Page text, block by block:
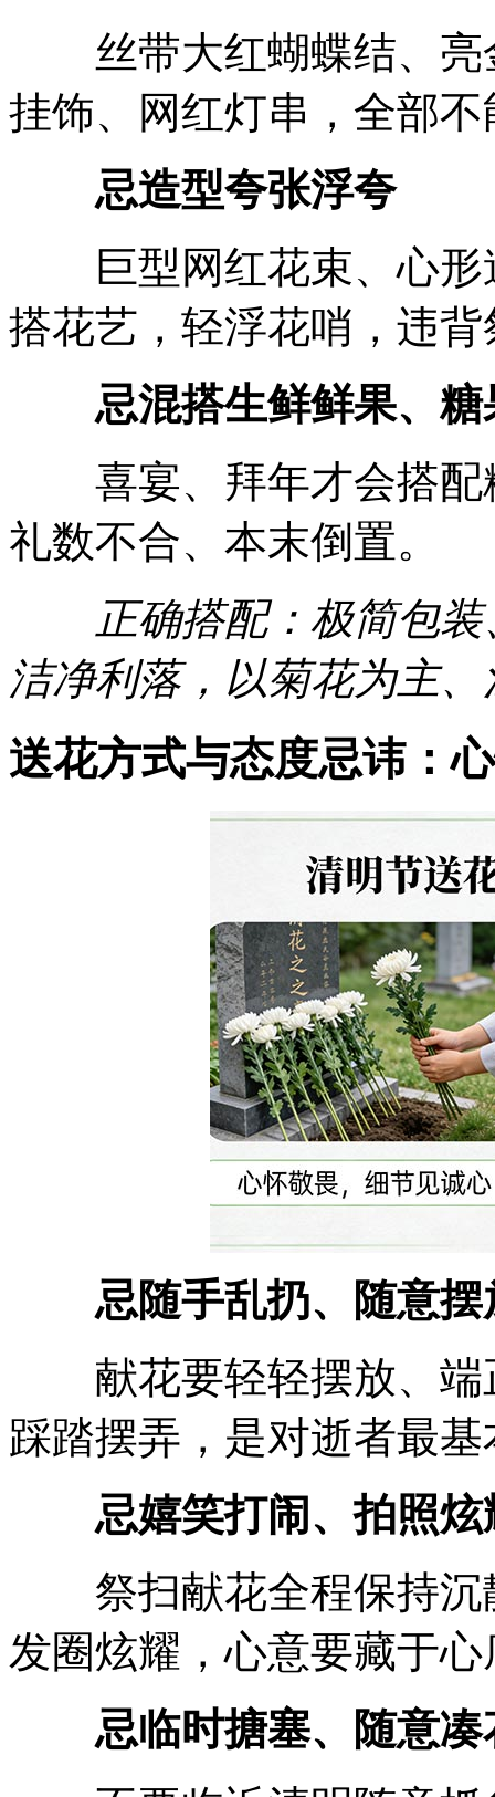
丝带大红蝴蝶结、亮
挂饰、网红灯串，全部不
忌造型夸张浮夸
巨型网红花束、心形
搭花艺，轻浮花哨，违
忌混搭生鲜鲜果、糖
喜宴、拜年才会搭配
礼数不合、本末倒置。
正确搭配：极简包
洁净利落，以菊花为主
送花方式与态度忌讳：
忌随手乱扔、随意摆
献花要轻轻摆放、端
踩踏摆弄，是对逝者最
忌嬉笑打闹、拍照炫
祭扫献花全程保持沉
发圈炫耀，心意要藏于
忌临时搪塞、随意凑